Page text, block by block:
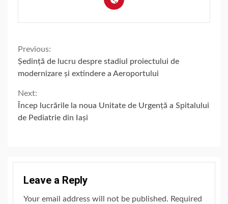
Continue
Reading
Previous:
Ședință de lucru despre stadiul proiectului de
modernizare și extindere a Aeroportului
Next:
Încep lucrările la noua Unitate de Urgență a Spitalului
de Pediatrie din Iași
Leave a Reply
Your email address will not be published. Required